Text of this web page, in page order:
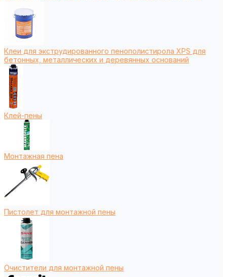
Клеи для экструдированного пенополистирола XPS для
бетонных, металлических и деревянных оснований
Клей-пены
Монтажная пена
Пистолет для монтажной пены
Очистители для монтажной пены